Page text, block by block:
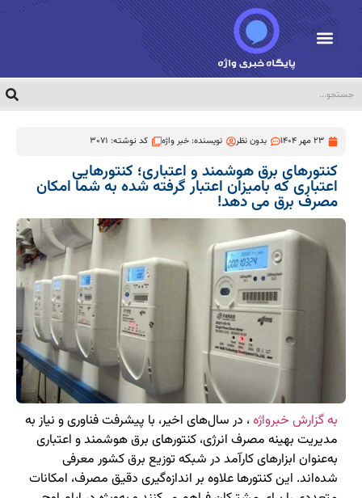
23 مهر 1404 بدون نظر نویسنده:خبر واژه کد نوشته: 3071
کنتورهای برق هوشمند و اعتباری؛ کنتورهایی
اعتباری که بامیزان اعتبار گرفته شده به شما امکان
مصرف برق می دهد!
به گزارش خبرواژه، در سال‌های اخیر، با پیشرفت فناوری و نیاز به
مدیریت بهینه مصرف انرژی، کنتورهای برق هوشمند و اعتباری
به‌عنوان ابزارهای کارآمد در شبکه توزیع برق کشور معرفی
شده‌اند. این کنتورها علاوه بر اندازه‌گیری دقیق مصرف، امکانات